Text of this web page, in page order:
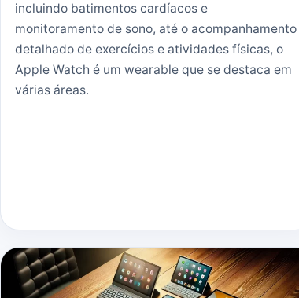
incluindo batimentos cardíacos e
monitoramento de sono, até o acompanhamento
detalhado de exercícios e atividades físicas, o
Apple Watch é um wearable que se destaca em
várias áreas.